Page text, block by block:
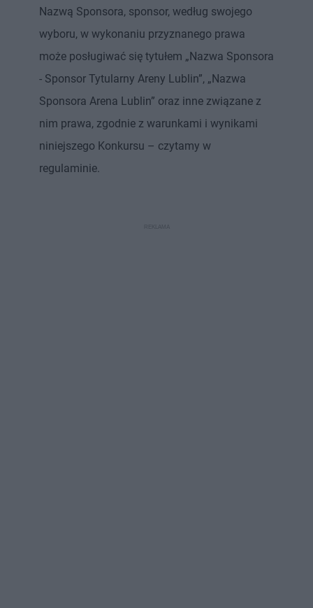
Nazwą Sponsora, sponsor, według swojego
wyboru, w wykonaniu przyznanego prawa
może posługiwać się tytułem „Nazwa Sponsora
- Sponsor Tytularny Areny Lublin”, „Nazwa
Sponsora Arena Lublin” oraz inne związane z
nim prawa, zgodnie z warunkami i wynikami
niniejszego Konkursu – czytamy w
regulaminie.